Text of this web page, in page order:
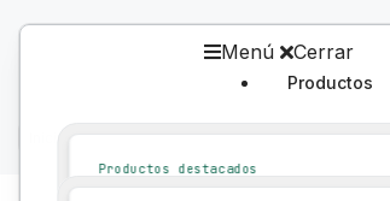
Menú Cerrar
Productos
Productos destacados
MicroStation
Productos
Inicio Education / Aprendizaje / Recursos